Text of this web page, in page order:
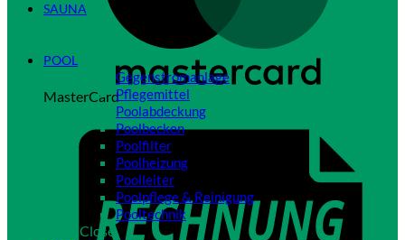
MasterCard
SAUNA
POOL
Gegenstromanlage
Pflegemittel
Poolabdeckung
Poolbecken
Poolfilter
Poolheizung
Poolleiter
Poolpflege & Reinigung
Pooltechnik
Close